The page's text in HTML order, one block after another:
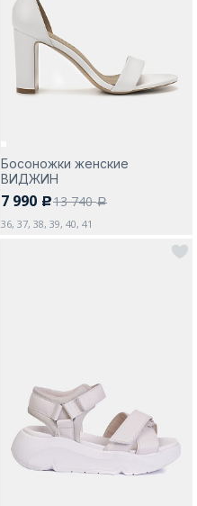
Босоножки женские
ВИДЖИН
7 990 c13 740a
36, 37, 38, 39, 40, 41